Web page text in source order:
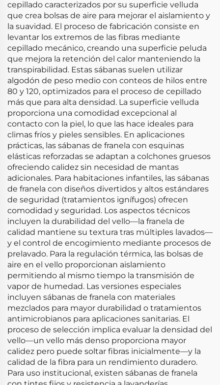
cepillado caracterizados por su superficie velluda
que crea bolsas de aire para mejorar el aislamiento y
la suavidad. El proceso de fabricación consiste en
levantar los extremos de las fibras mediante
cepillado mecánico, creando una superficie peluda
que mejora la retención del calor manteniendo la
transpirabilidad. Estas sábanas suelen utilizar
algodón de peso medio con conteos de hilos entre
80 y 120, optimizados para el proceso de cepillado
más que para alta densidad. La superficie velluda
proporciona una comodidad excepcional al
contacto con la piel, lo que las hace ideales para
climas fríos y pieles sensibles. En aplicaciones
prácticas, las sábanas de franela con esquinas
elásticas reforzadas se adaptan a colchones gruesos
ofreciendo calidez sin necesidad de mantas
adicionales. Para habitaciones infantiles, las sábanas
de franela con diseños divertidos y altos estándares
de seguridad (tratamientos ignífugos) ofrecen
comodidad y seguridad. Los aspectos técnicos
incluyen la durabilidad del vello—la franela de
calidad mantiene su textura tras múltiples lavados—
y el control de encogimiento mediante procesos de
prelavado. Para la regulación térmica, las bolsas de
aire en el vello proporcionan aislamiento
permitiendo al mismo tiempo la transmisión de
vapor de humedad. Las versiones especiales
incluyen sábanas de franela con materiales
mezclados para mayor durabilidad o tratamientos
antimicrobianos para aplicaciones sanitarias. El
proceso de selección implica evaluar la densidad del
vello—un vello más denso proporciona mayor
calidez pero puede soltar fibras inicialmente—y la
calidad de la fibra para un rendimiento duradero.
Para uso institucional, existen sábanas de franela